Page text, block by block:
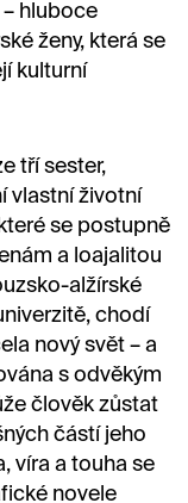
hluboce
ženy, která se
kulturní
tří sester,
vlastní životní
se postupně
a loajalitou
alžírské
chodí
nový svět – a
s odvěkým
člověk zůstat
částí jeho
víra a touha se
novele